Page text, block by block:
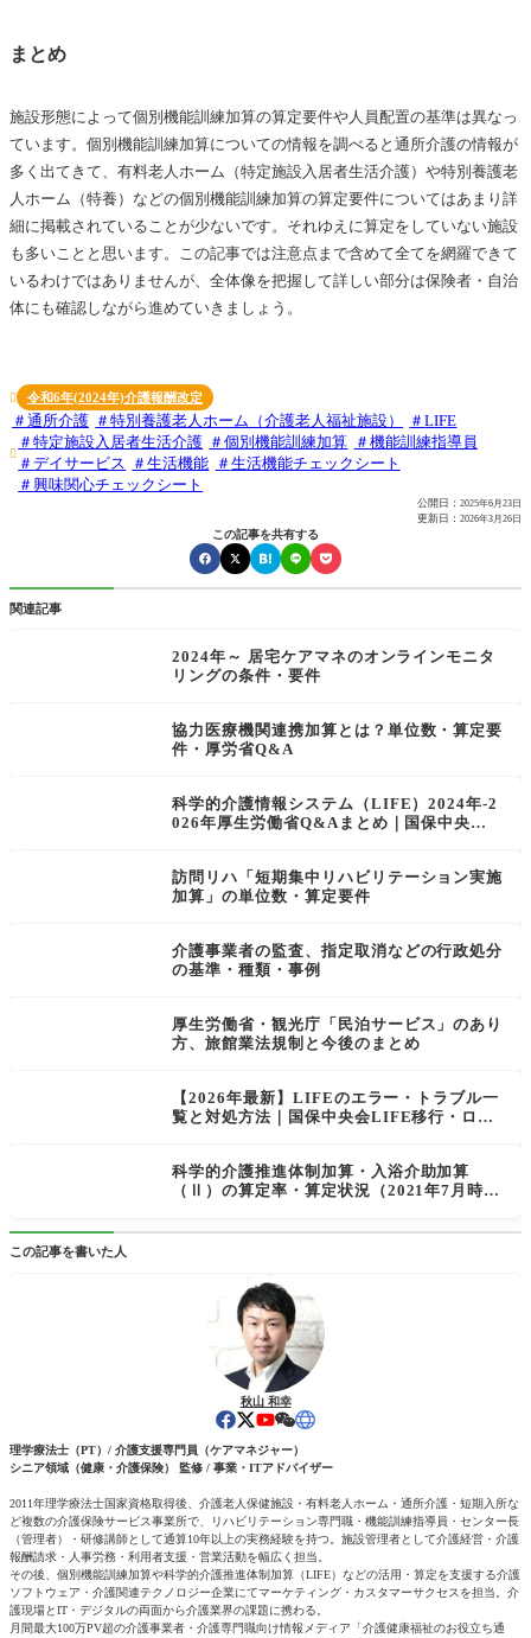
まとめ
施設形態によって個別機能訓練加算の算定要件や人員配置の基準は異なっ
ています。個別機能訓練加算についての情報を調べると通所介護の情報が
多く出てきて、有料老人ホーム（特定施設入居者生活介護）や特別養護老
人ホーム（特養）などの個別機能訓練加算の算定要件についてはあまり詳
細に掲載されていることが少ないです。それゆえに算定をしていない施設
も多いことと思います。この記事では注意点まで含めて全てを網羅できて
いるわけではありませんが、全体像を把握して詳しい部分は保険者・自治
体にも確認しながら進めていきましょう。
 令和6年(2024年)介護報酬改定

通所介護 特別養護老人ホーム（介護老人福祉施設）
LIFE
特定施設入居者生活介護
個別機能訓練加算
機能訓練指導員
デイサービス
生活機能
生活機能チェックシート
興味関心チェックシート
公開日： 2025年6月23日
更新日： 2026年3月26日
この記事を共有する
関連記事
2024年～ 居宅ケアマネのオンラインモニタ
リングの条件・要件
協力医療機関連携加算とは？単位数・算定要
件・厚労省Q&A
科学的介護情報システム（LIFE）2024年-2
026年厚生労働省Q&Aまとめ｜国保中央会
訪問リハ「短期集中リハビリテーション実施
加算」の単位数・算定要件
介護事業者の監査、指定取消などの行政処分
の基準・種類・事例
厚生労働省・観光庁「民泊サービス」のあり
方、旅館業法規制と今後のまとめ
【2026年最新】LIFEのエラー・トラブル一
覧と対処方法｜国保中央会LIFE移行・ログ
科学的介護推進体制加算・入浴介助加算
（Ⅱ）の算定率・算定状況（2021年7月時
この記事を書いた人
秋山 和幸
理学療法士（PT）/ 介護支援専門員（ケアマネジャー）
シニア領域（健康・介護保険） 監修 / 事業・ITアドバイザー
2011年理学療法士国家資格取得後、介護老人保健施設・有料老人ホーム・通所介護・短期入所な
ど複数の介護保険サービス事業所で、リハビリテーション専門職・機能訓練指導員・センター長
（管理者）・研修講師として通算10年以上の実務経験を持つ。施設管理者として介護経営・介護
報酬請求・人事労務・利用者支援・営業活動を幅広く担当。
その後、個別機能訓練加算や科学的介護推進体制加算（LIFE）などの活用・算定を支援する介護
ソフトウェア・介護関連テクノロジー企業にてマーケティング・カスタマーサクセスを担当。介
護現場とIT・デジタルの両面から介護業界の課題に携わる。
月間最大100万PV超の介護事業者・介護専門職向け情報メディア「介護健康福祉のお役立ち通